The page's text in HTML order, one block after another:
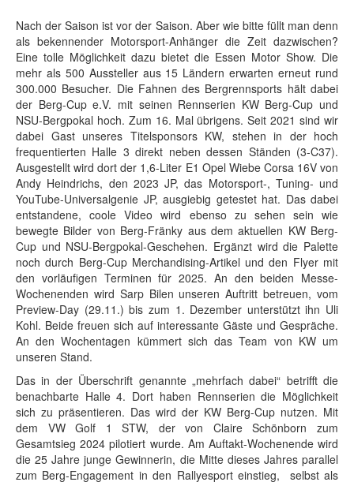
Nach der Saison ist vor der Saison. Aber wie bitte füllt man denn
als bekennender Motorsport-Anhänger die Zeit dazwischen?
Eine tolle Möglichkeit dazu bietet die Essen Motor Show. Die
mehr als 500 Aussteller aus 15 Ländern erwarten erneut rund
300.000 Besucher. Die Fahnen des Bergrennsports hält dabei
der Berg-Cup e.V. mit seinen Rennserien KW Berg-Cup und
NSU-Bergpokal hoch. Zum 16. Mal übrigens. Seit 2021 sind wir
dabei Gast unseres Titelsponsors KW, stehen in der hoch
frequentierten Halle 3 direkt neben dessen Ständen (3-C37).
Ausgestellt wird dort der 1,6-Liter E1 Opel Wiebe Corsa 16V von
Andy Heindrichs, den 2023 JP, das Motorsport-, Tuning- und
YouTube-Universalgenie JP, ausgiebig getestet hat. Das dabei
entstandene, coole Video wird ebenso zu sehen sein wie
bewegte Bilder von Berg-Fränky aus dem aktuellen KW Berg-
Cup und NSU-Bergpokal-Geschehen. Ergänzt wird die Palette
noch durch Berg-Cup Merchandising-Artikel und den Flyer mit
den vorläufigen Terminen für 2025. An den beiden Messe-
Wochenenden wird Sarp Bilen unseren Auftritt betreuen, vom
Preview-Day (29.11.) bis zum 1. Dezember unterstützt ihn Uli
Kohl. Beide freuen sich auf interessante Gäste und Gespräche.
An den Wochentagen kümmert sich das Team von KW um
unseren Stand.
Das in der Überschrift genannte „mehrfach dabei“ betrifft die
benachbarte Halle 4. Dort haben Rennserien die Möglichkeit
sich zu präsentieren. Das wird der KW Berg-Cup nutzen. Mit
dem VW Golf 1 STW, der von Claire Schönborn zum
Gesamtsieg 2024 pilotiert wurde. Am Auftakt-Wochenende wird
die 25 Jahre junge Gewinnerin, die Mitte dieses Jahres parallel
zum Berg-Engagement in den Rallyesport einstieg, selbst als